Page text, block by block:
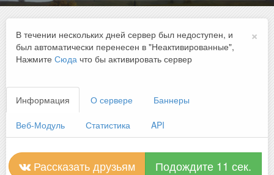
×
В течении нескольких дней сервер был недоступен, и
был автоматически перенесен в "Неактивированные",
Нажмите Сюда что бы активировать сервер
Информация О сервере Баннеры
Веб-Модуль Статистика API
Рассказать друзьям
Подождите 11 сек.